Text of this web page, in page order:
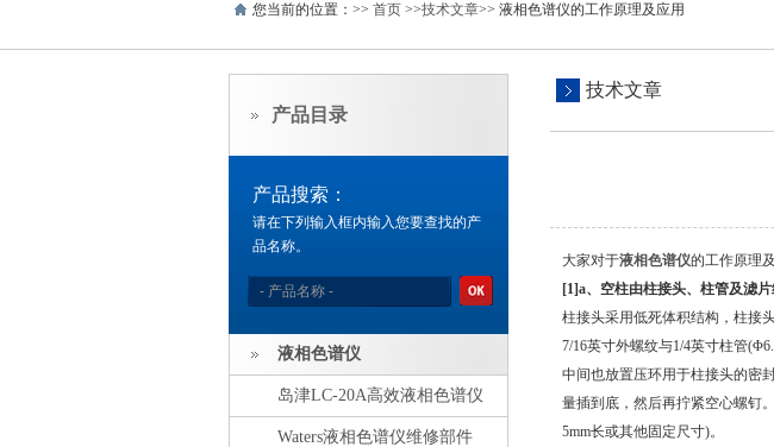
您当前的位置：>> 首页 >>技术文章>> 液相色谱仪的工作原理及应用
产品目录
产品搜索：
请在下列输入框内输入您要查找的产
品名称。
液相色谱仪
岛津LC-20A高效液相色谱仪
Waters液相色谱仪维修部件
技术文章
大家对于液相色谱仪的工作原理
[1]a、空柱由柱接头、柱管及滤片
柱接头采用低死体积结构，柱接
7/16英寸外螺纹与1/4英寸柱管
中间也放置压环用于柱接头的密
量插到底，然后再拧紧空心螺钉
5mm长或其他固定尺寸)。